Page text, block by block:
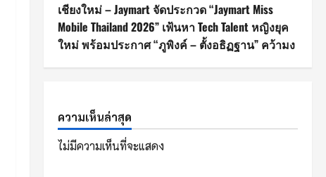
เชียงใหม่ – Jaymart จัดประกวด “Jaymart Miss
Mobile Thailand 2026” เฟ้นหา Tech Talent หญิงยุค
ใหม่ พร้อมประกาศ “ภูพิงค์ – ตั้งอธิฏฐาน” คว้ามง
ความเห็นล่าสุด
ไม่มีความเห็นที่จะแสดง